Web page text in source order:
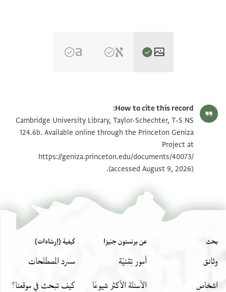
T-S NS 124.6b 1v تكبير و تدوير
بيان أذونات الصورة
How to cite this record:
Cambridge University Library, Taylor-Schechter, T-S NS
124.6b. Available online through the Princeton Geniza
Project at
https://geniza.princeton.edu/documents/40073/
(accessed August 9, 2026).
بحث
وثائق
اشخاص
عن برنستون جنيزا
أمور تِقنيّة
الأسئلة الأكثر شيوعًا
كيفية (إرشادات)
مسرد المصطلحات
كيف تبحث في موقعنا؟